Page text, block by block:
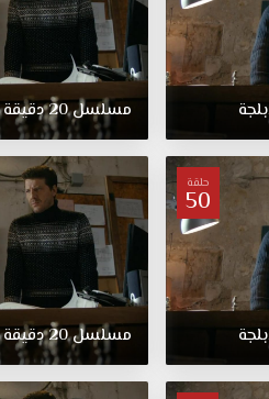
مسلسل20دقيقة
حلقة
50
مسلسل20دقيقة